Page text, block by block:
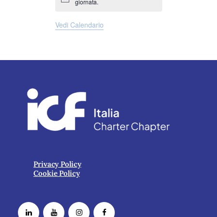
Vedi Calendario
Privacy Policy
Cookie Policy